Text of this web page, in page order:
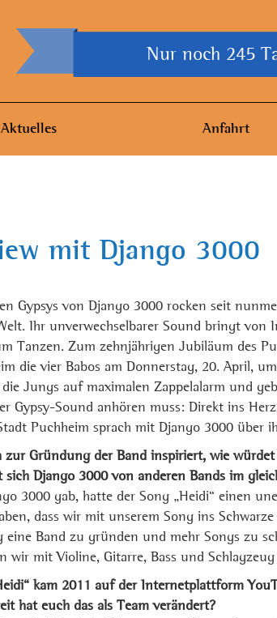
Nur noch 245
Aktuelles Anfahrt
mit Django 3000
Gypsys von Django 3000 rocken seit
Ihr unverwechselbarer Sound bringt von
Tanzen. Zum zehnjährigen Jubiläum des
die vier Babos am Donnerstag, 20. April,
Jungs auf maximalen Zappelalarm und
Gypsy-Sound anhören muss: Direkt ins
Puchheim sprach mit Django 3000 über
zur Gründung der Band inspiriert, wie
sich Django 3000 von anderen Bands im
3000 gab, hatte der Song „Heidi“ einen
dass wir mit unserem Song ins
eine Band zu gründen und mehr Songs zu
wir mit Violine, Gitarre, Bass und
kam 2011 auf der Internetplattform
hat euch das als Team verändert?